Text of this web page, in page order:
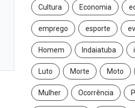
Cultura Economia
emprego esporte
Homem Indaiatuba
Luto Morte Moto
Mulher Ocorrência